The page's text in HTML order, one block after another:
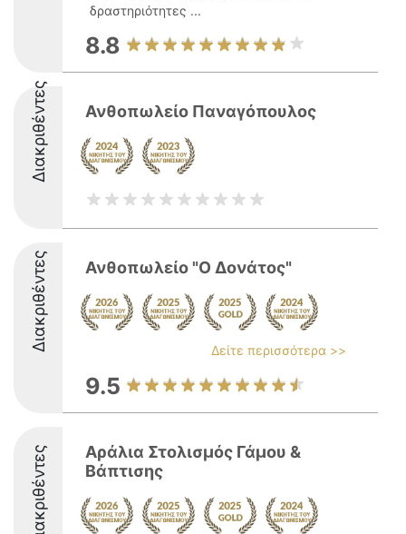
δραστηριότητες ...
8.8
Διακριθέντες Ανθοπωλείο Παναγόπουλος
Διακριθέντες Ανθοπωλείο "Ο Δονάτος"
Δείτε περισσότερα >>
9.5
Διακριθέντες
Αράλια Στολισμός Γάμου &
Βάπτισης